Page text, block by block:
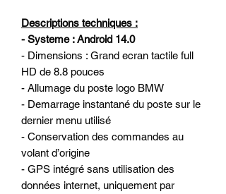
Descriptions techniques :
- Systeme : Android 14.0
- Dimensions : Grand ecran tactile full
HD de 8.8 pouces
- Allumage du poste logo BMW
- Demarrage instantané du poste sur le
dernier menu utilisé
- Conservation des commandes au
volant d’origine
- GPS intégré sans utilisation des
données internet, uniquement par